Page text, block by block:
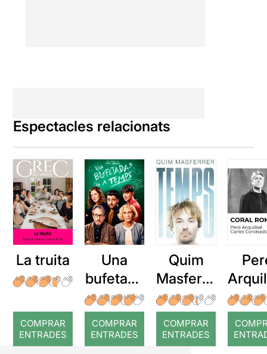
Espectacles relacionats
La truita
COMPRAR
ENTRADES
Una
bufetada
a temps
COMPRAR
ENTRADES
Quim
Masferre
r: Temps
COMPRAR
ENTRADES
: